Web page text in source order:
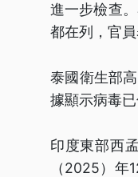
進一步檢查
都在列，官
泰國衛生部
據顯示病毒
印度東部西
（2025）年